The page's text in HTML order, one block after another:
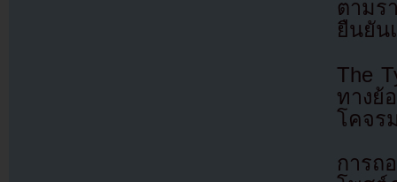
ตามร
ยืนยัน
The
ทางย้
โคจร
การถ